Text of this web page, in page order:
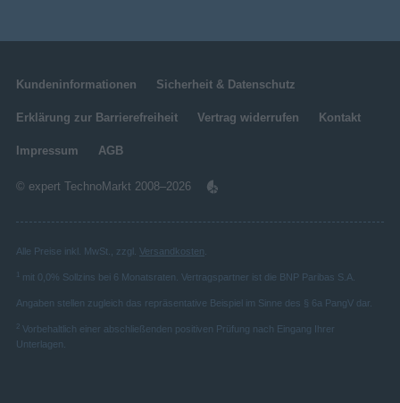
Kundeninformationen Sicherheit & Datenschutz
Erklärung zur Barrierefreiheit Vertrag widerrufen Kontakt
Impressum AGB
© expert TechnoMarkt 2008–2026
Alle Preise inkl. MwSt., zzgl. Versandkosten
mit 0,0% Sollzins bei 6 Monatsraten. Vertragspartner ist die BNP Paribas S.A.
Angaben stellen zugleich das repräsentative Beispiel im Sinne des § 6a PangV dar.
2 Vorbehaltlich einer abschließenden positiven Prüfung nach Eingang Ihrer
Unterlagen.